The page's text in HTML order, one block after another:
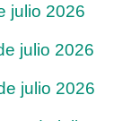
julio 2026
julio 2026
julio 2026